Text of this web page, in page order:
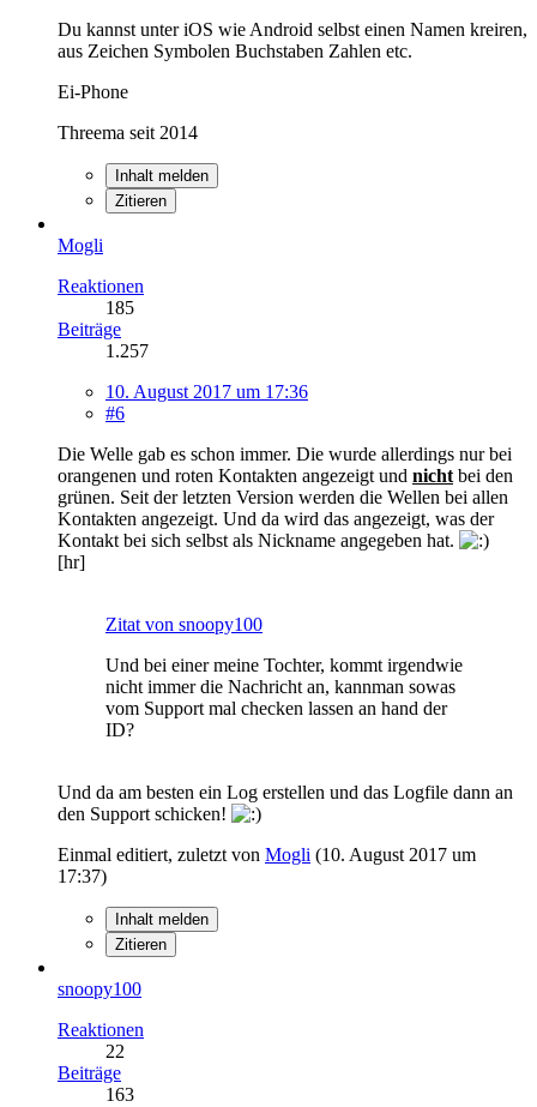
Du kannst unter iOS wie Android selbst einen Namen kreiren,
aus Zeichen Symbolen Buchstaben Zahlen etc.
Ei-Phone
Threema seit 2014
Inhalt melden
Zitieren
Mogli
Reaktionen
185
Beiträge
1.257
10. August 2017 um 17:36
#6
Die Welle gab es schon immer. Die wurde allerdings nur bei
orangenen und roten Kontakten angezeigt und nicht bei den
grünen. Seit der letzten Version werden die Wellen bei allen
Kontakten angezeigt. Und da wird das angezeigt, was der
Kontakt bei sich selbst als Nickname angegeben hat.
[hr]
Zitat von snoopy100
Und bei einer meine Tochter, kommt irgendwie
nicht immer die Nachricht an, kannman sowas
vom Support mal checken lassen an hand der
ID?
Und da am besten ein Log erstellen und das Logfile dann an
den Support schicken!
Einmal editiert, zuletzt von Mogli (10. August 2017 um
17:37)
Inhalt melden
Zitieren
snoopy100
Reaktionen
22
Beiträge
163